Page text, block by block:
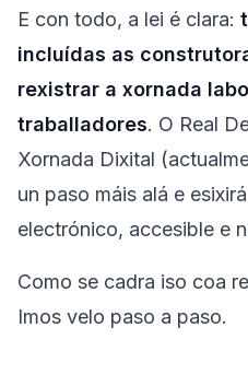
E con todo, a lei é clara:
incluídas as
rexistrar a xornada
traballadores. O Real
Xornada Dixital
un paso máis alá e
electrónico, accesible e
Como se cadra iso coa
Imos velo paso a paso.